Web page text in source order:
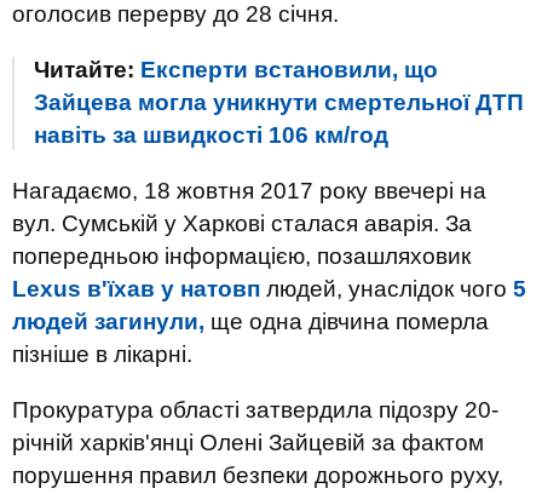
оголосив перерву до 28 січня.
Читайте: Експерти встановили, що
Зайцева могла уникнути смертельної ДТП
навіть за швидкості 106 км/год
Нагадаємо, 18 жовтня 2017 року ввечері на
вул. Сумській у Харкові сталася аварія. За
попередньою інформацією, позашляховик
Lexus в'їхав у натовп людей, унаслідок чого 5
людей загинули, ще одна дівчина померла
пізніше в лікарні.
Прокуратура області затвердила підозру 20-
річній харків'янці Олені Зайцевій за фактом
порушення правил безпеки дорожнього руху,